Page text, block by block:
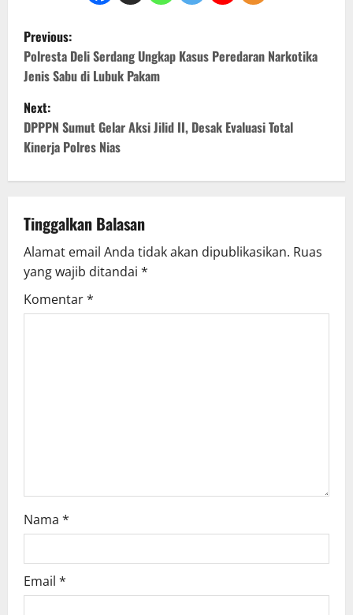
P
o
s
t
n
v
i
g
Previous:
Polresta Deli Serdang Ungkap Kasus Peredaran Narkotika
Jenis Sabu di Lubuk Pakam
Next:
DPPPN Sumut Gelar Aksi Jilid II, Desak Evaluasi Total
Kinerja Polres Nias
Tinggalkan Balasan
Alamat email Anda tidak akan dipublikasikan. Ruas
yang wajib ditandai *
Komentar*
Nama *
Email *